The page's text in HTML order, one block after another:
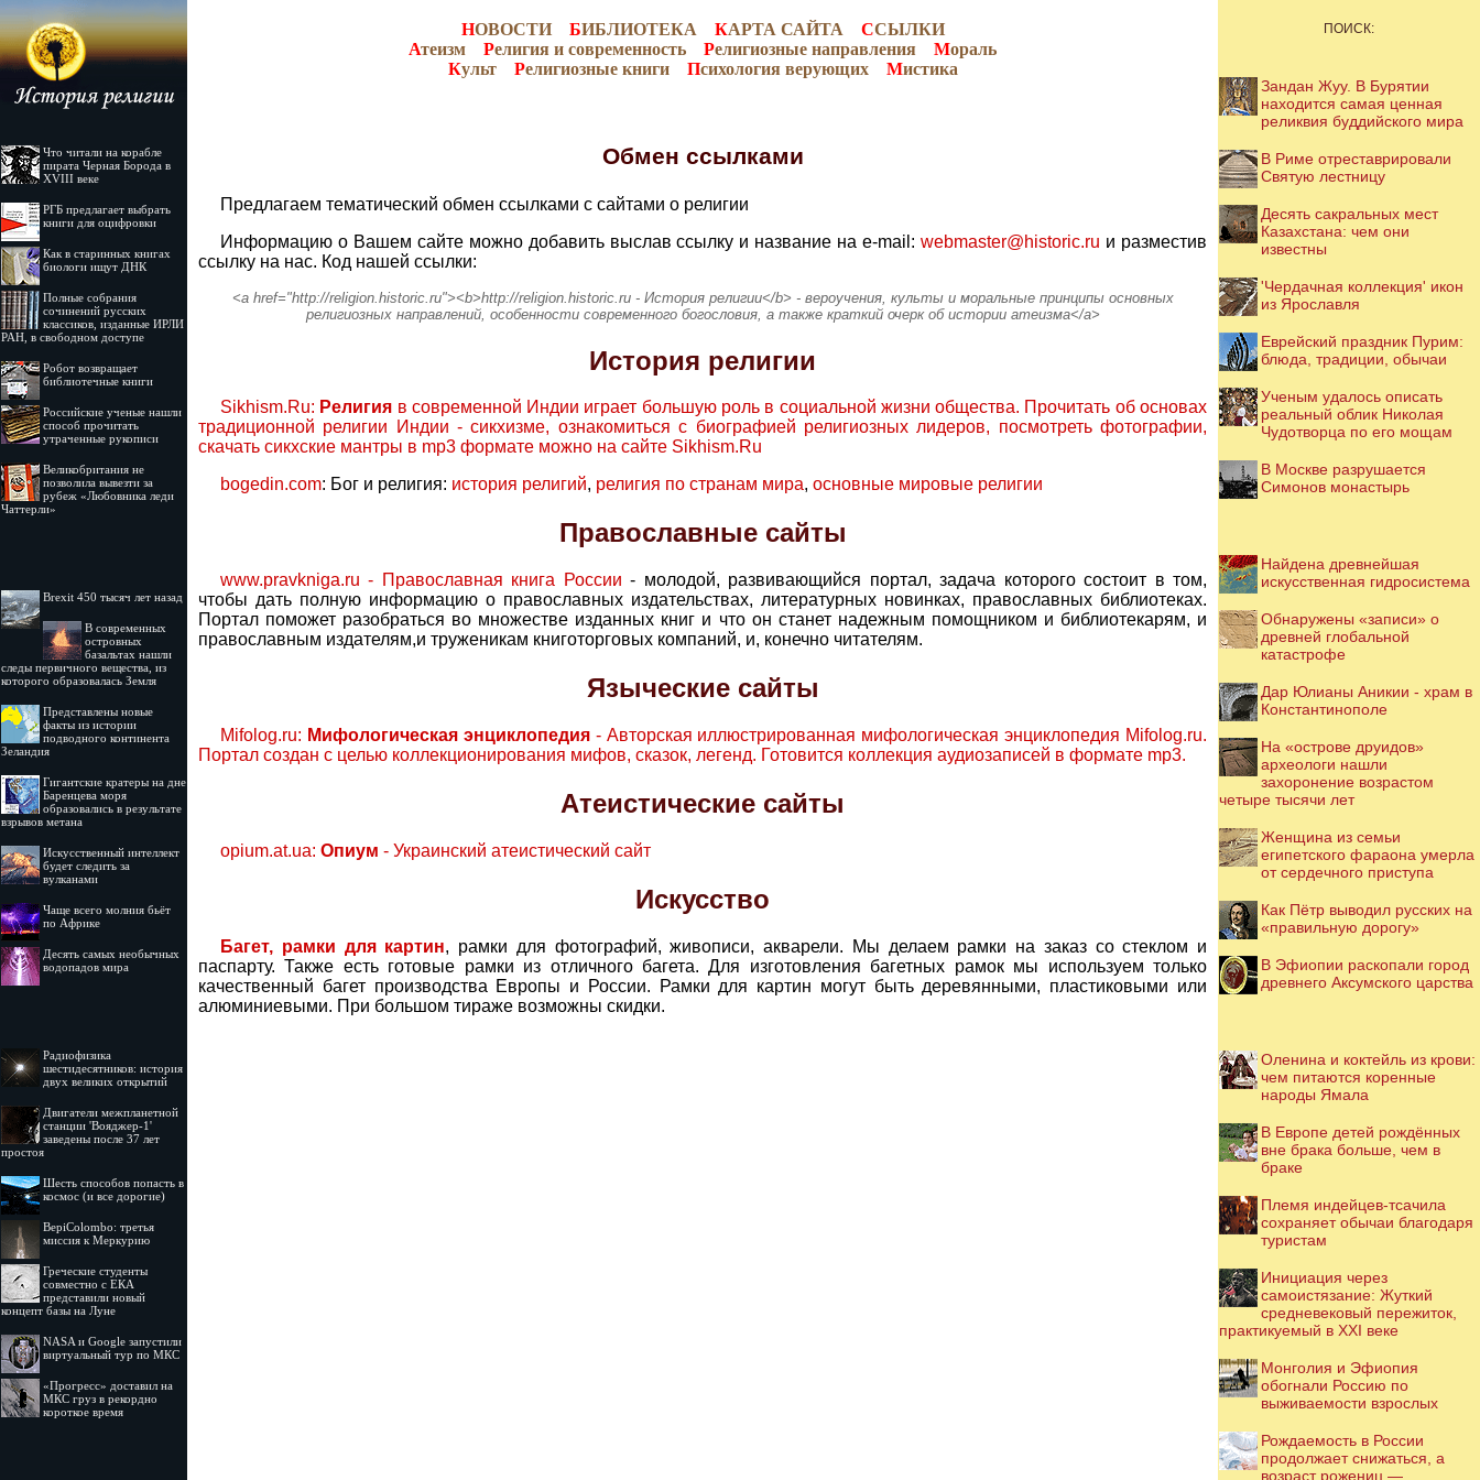
Что читали на корабле
пирата Черная Борода в
XVIII веке
РГБ предлагает выбрать
книги для оцифровки
Как в старинных книгах
биологи ищут ДНК
Полные собрания
сочинений русских
классиков, изданные ИРЛИ
РАН, в свободном доступе
Робот возвращает
библиотечные книги
Российские ученые нашли
способ прочитать
утраченные рукописи
Великобритания не
позволила вывезти за
рубеж «Любовника леди
Чаттерли»
Brexit 450 тысяч лет назад
В современных
островных
базальтах нашли
следы первичного вещества, из
которого образовалась Земля
Представлены новые
факты из истории
подводного континента
Зеландия
Гигантские кратеры на дне
Баренцева моря
образовались в результате
взрывов метана
Искусственный интеллект
будет следить за
вулканами
Чаще всего молния бьёт
по Африке
Десять самых необычных
водопадов мира
Радиофизика
шестидесятников: история
двух великих открытий
Двигатели межпланетной
станции 'Вояджер-1'
заведены после 37 лет
простоя
Шесть способов попасть в
космос (и все дорогие)
BepiColombo: третья
миссия к Меркурию
Греческие студенты
совместно с ЕКА
представили новый
концепт базы на Луне
NASA и Google запустили
виртуальный тур по МКС
«Прогресс» доставил на
МКС груз в рекордно
короткое время
НОВОСТИ БИБЛИОТЕКА КАРТА САЙТА ССЫЛКИ
Атеизм Религия и современность Религиозные направления Мораль
Культ Религиозные книги Психология верующих Мистика
Обмен ссылками
Предлагаем тематический обмен ссылками с сайтами о религии
Информацию о Вашем сайте можно добавить выслав ссылку и название на e-mail:webmaster@historic.ru и разместив
ссылку на нас. Код нашей ссылки:
<a href="http://religion.historic.ru"><b>http://religion.historic.ru - История религии</b> - вероучения, культы и моральные принципы основных
религиозных направлений, особенности современного богословия, а также краткий очерк об истории атеизма</a>
История религии
Sikhism.Ru: Религия в современной Индии играет большую роль в социальной жизни общества. Прочитать об основах
традиционной религии Индии - сикхизме, ознакомиться с биографией религиозных лидеров, посмотреть фотографии,
скачать сикхские мантры в mp3 формате можно на сайте Sikhism.Ru
bogedin.com: Бог и религия: история религий, религия по странам мира, основные мировые религии
Православные сайты
www.pravkniga.ru - Православная книга России - молодой, развивающийся портал, задача которого состоит в том,
чтобы дать полную информацию о православных издательствах, литературных новинках, православных библиотеках.
Портал поможет разобраться во множестве изданных книг и что он станет надежным помощником и библиотекарям, и
православным издателям,и труженикам книготорговых компаний, и, конечно читателям.
Языческие сайты
Mifolog.ru: Мифологическая энциклопедия- Авторская иллюстрированная мифологическая энциклопедия Mifolog.ru.
Портал создан с целью коллекционирования мифов, сказок, легенд. Готовится коллекция аудиозаписей в формате mp3.
Атеистические сайты
opium.at.ua: Опиум - Украинский атеистический сайт
Искусство
Багет, рамки для картин, рамки для фотографий, живописи, акварели. Мы делаем рамки на заказ со стеклом и
паспарту. Также есть готовые рамки из отличного багета. Для изготовления багетных рамок мы используем только
качественный багет производства Европы и России. Рамки для картин могут быть деревянными, пластиковыми или
алюминиевыми. При большом тираже возможны скидки.
ПОИСК:
Зандан Жуу. В Бурятии
находится самая ценная
реликвия буддийского мира
В Риме отреставрировали
Святую лестницу
Десять сакральных мест
Казахстана: чем они
известны
'Чердачная коллекция' икон
из Ярославля
Еврейский праздник Пурим:
блюда, традиции, обычаи
Ученым удалось описать
реальный облик Николая
Чудотворца по его мощам
В Москве разрушается
Симонов монастырь
Найдена древнейшая
искусственная гидросистема
Обнаружены «записи» о
древней глобальной
катастрофе
Дар Юлианы Аникии - храм в
Константинополе
На «острове друидов»
археологи нашли
захоронение возрастом
четыре тысячи лет
Женщина из семьи
египетского фараона умерла
от сердечного приступа
Как Пётр выводил русских на
«правильную дорогу»
В Эфиопии раскопали город
древнего Аксумского царства
Оленина и коктейль из крови:
чем питаются коренные
народы Ямала
В Европе детей рождённых
вне брака больше, чем в
браке
Племя индейцев-тсачила
сохраняет обычаи благодаря
туристам
Инициация через
самоистязание: Жуткий
средневековый пережиток,
практикуемый в XXI веке
Монголия и Эфиопия
обогнали Россию по
выживаемости взрослых
Рождаемость в России
продолжает снижаться, а
возраст рожениц —